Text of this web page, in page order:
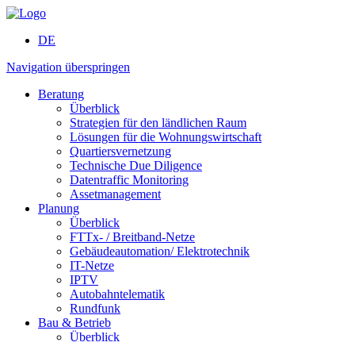
DE
Navigation überspringen
Beratung
Überblick
Strategien für den ländlichen Raum
Lösungen für die Wohnungs­wirtschaft
Quartiers­vernetzung
Technische Due Diligence
Datentraffic Monitoring
Assetmanagement
Planung
Überblick
FTTx- / Breitband-Netze
Gebäude­automation/ Elektro­technik
IT-Netze
IPTV
Autobahn­telematik
Rundfunk
Bau & Betrieb
Überblick